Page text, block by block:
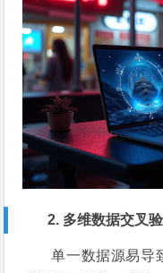
2. 多维数据交叉
单一数据源易导